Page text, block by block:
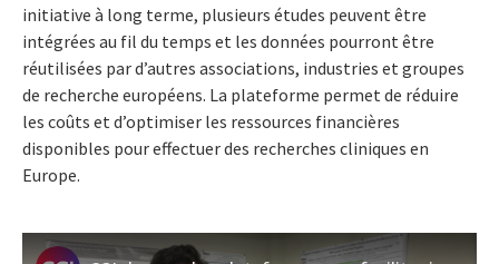
initiative à long terme, plusieurs études peuvent être
intégrées au fil du temps et les données pourront être
réutilisées par d’autres associations, industries et groupes
de recherche européens. La plateforme permet de réduire
les coûts et d’optimiser les ressources financières
disponibles pour effectuer des recherches cliniques en
Europe.